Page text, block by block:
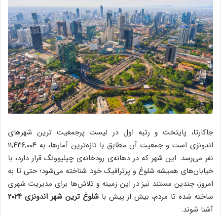
جاکارتا، پایتخت و رتبه اول در لیست پرجمعیت ترین شهرهای
اندونزی است و جمعیت آن مطابق با تازه‌ترین آمارها، به ۱۱,۴۳۶,۰۰۴
نفر می‌رسد. این شهر که در دهانه‌ی رودخانه‌ی چیلیوونگ قرار دارد، با
خیابان‌های همیشه شلوغ و پرترافیک خود شناخته می‌شود؛ حتی تا به
امروز، چندین مستند نیز در این زمینه و تلاش‌ها برای مدیریت شهری
ساخته شده تا مردم، بیش از پیش باشلوغ ترین شهر اندونزی ۲۰۲۴
آشنا شوند.